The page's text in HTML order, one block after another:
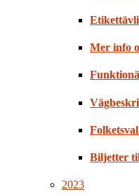
Mer info
Biljetter
2023